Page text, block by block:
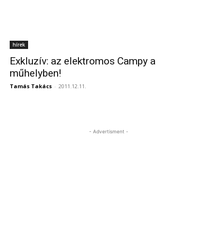
hírek
Exkluzív: az elektromos Campy a
műhelyben!
Tamás Takács - 2011.12.11.
- Advertisment -